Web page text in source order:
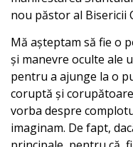
nou păstor al Bisericii
Mă așteptam să fie o
și manevre oculte ale
pentru a ajunge la o
coruptă și
vorba despre
imaginam. De fapt,